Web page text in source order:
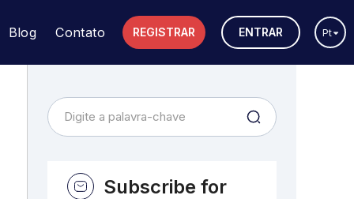
REGISTRAR ENTRAR Pt
Blog Contato
Subscribe for